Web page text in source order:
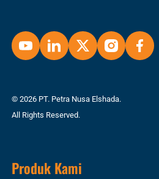
© 2026 PT. Petra Nusa Elshada.
All Rights Reserved.
Produk Kami